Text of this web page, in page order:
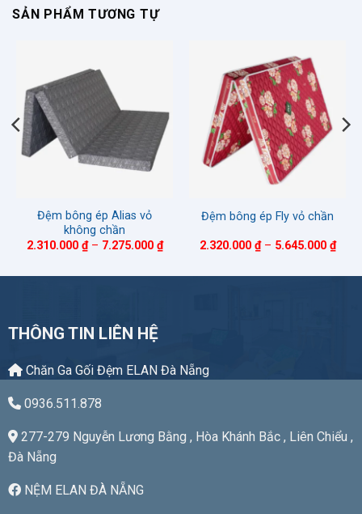
SẢN PHẨM TƯƠNG TỰ
Đệm bông ép Alias vỏ
không chần
2.310.000 ₫ – 7.275.000 ₫Khoảng
giá:
2.310.000 ₫
Đệm bông ép Fly vỏ chần
2.320.000 ₫ – 5.645.000 ₫
giá:
₫
THÔNG TIN LIÊN HỆ
Chăn Ga Gối Đệm ELAN Đà Nẵng
0936.511.878
277-279 Nguyễn Lương Bằng , Hòa Khánh Bắc , Liên Chiểu ,
Đà Nẵng
NỆM ELAN ĐÀ NẴNG